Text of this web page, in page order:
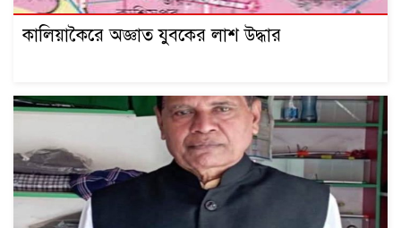
কালিয়াকৈরে অজ্ঞাত যুবকের লাশ উদ্ধার